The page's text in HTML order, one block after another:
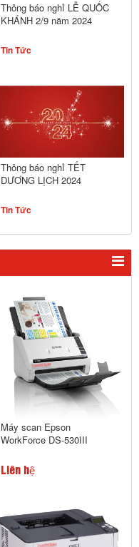
Thông báo nghỉ LỄ QUỐC
KHÁNH 2/9 năm 2024
Tin Tức
Thông báo nghỉ TẾT
DƯƠNG LỊCH 2024
Tin Tức
Máy scan Epson
WorkForce DS-530III
Liên hệ